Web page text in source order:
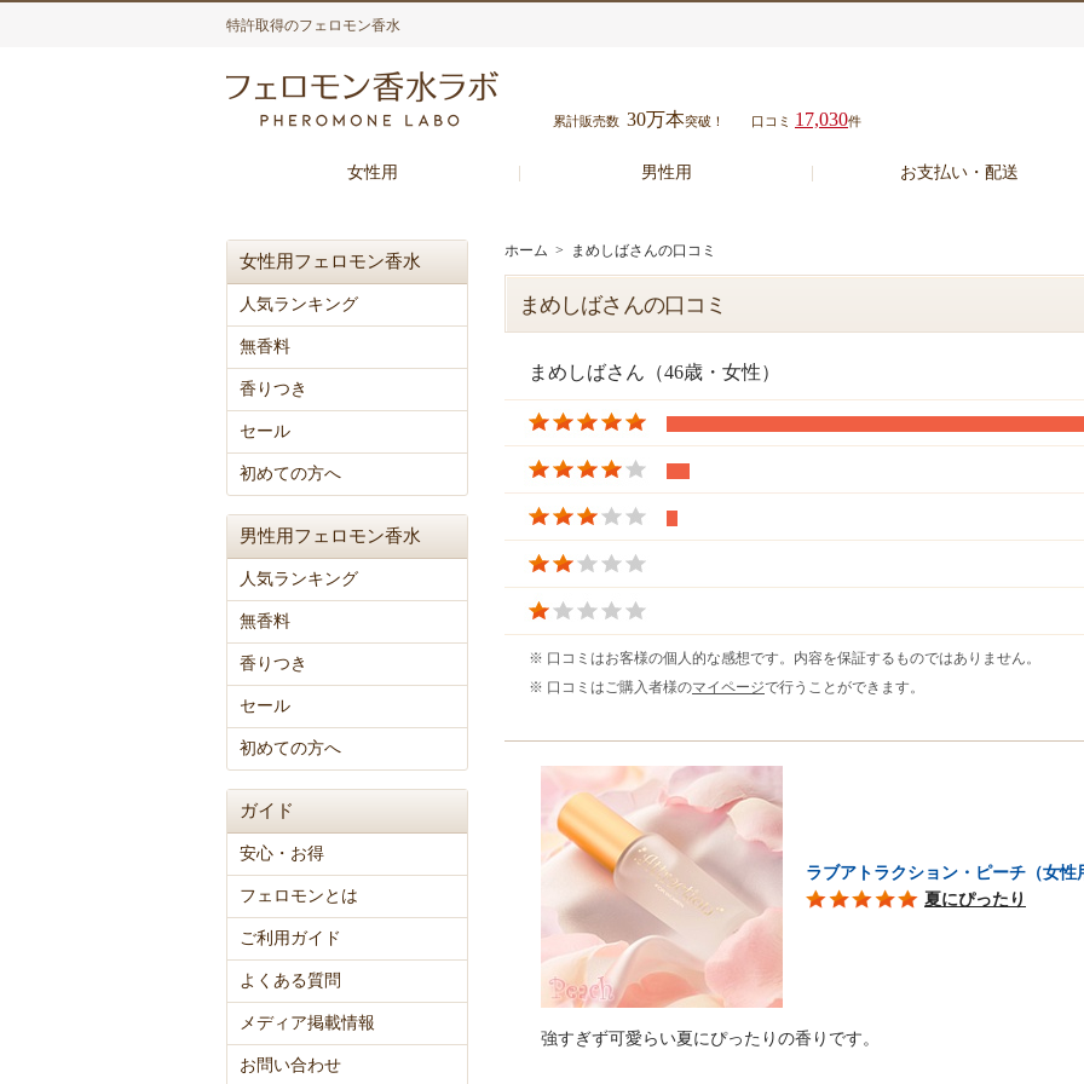
特許取得のフェロモン香水
累計販売数 30万本突破！ 口コミ 17,030件
女性用 男性用 お支払い・配送
ホーム > まめしばさんの口コミ
まめしばさんの口コミ
まめしばさん（46歳・女性）
※ 口コミはお客様の個人的な感想です。内容を保証するものではありません。
※ 口コミはご購入者様のマイページで行うことができます。
ラブアトラクション・ピーチ（女性
夏にぴったり
強すぎず可愛らい夏にぴったりの香りです。
女性用フェロモン香水
人気ランキング
無香料
香りつき
セール
初めての方へ
男性用フェロモン香水
人気ランキング
無香料
香りつき
セール
初めての方へ
ガイド
安心・お得
フェロモンとは
ご利用ガイド
よくある質問
メディア掲載情報
お問い合わせ